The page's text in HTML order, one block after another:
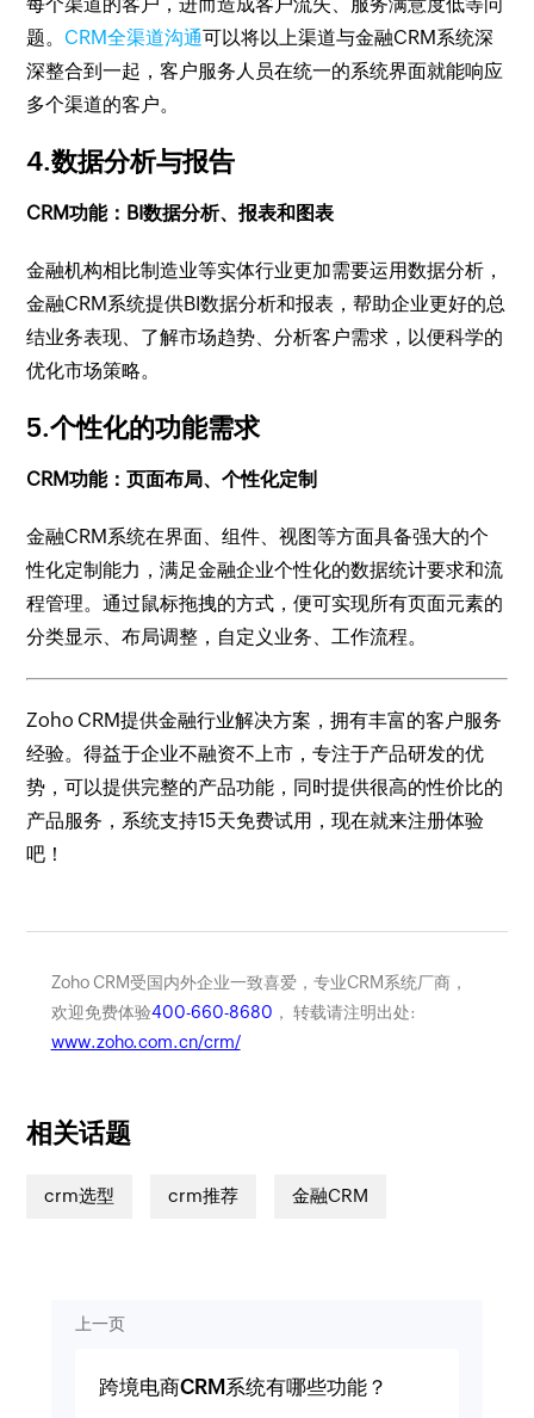
题。 CRM全渠道沟通可以将以上渠道与金融CRM系统深
深整合到一起，客户服务人员在统一的系统界面就能响应
多个渠道的客户。
4.数据分析与报告
CRM功能：BI数据分析、报表和图表
金融机构相比制造业等实体行业更加需要运用数据分析，
金融CRM系统提供BI数据分析和报表，帮助企业更好的总
结业务表现、了解市场趋势、分析客户需求，以便科学的
优化市场策略。
5.个性化的功能需求
CRM功能：页面布局、个性化定制
金融CRM系统在界面、组件、视图等方面具备强大的个
性化定制能力，满足金融企业个性化的数据统计要求和流
程管理。通过鼠标拖拽的方式，便可实现所有页面元素的
分类显示、布局调整，自定义业务、工作流程。
Zoho CRM提供金融行业解决方案，拥有丰富的客户服务
经验。得益于企业不融资不上市，专注于产品研发的优
势，可以提供完整的产品功能，同时提供很高的性价比的
产品服务，系统支持15天免费试用，现在就来注册体验
吧！
Zoho CRM受国内外企业一致喜爱，专业CRM系统厂商，
欢迎免费体验400-660-8680 ， 转载请注明出处:
www.zoho.com.cn/crm/
相关话题
crm选型 crm推荐 金融CRM
上一页
跨境电商CRM系统有哪些功能？